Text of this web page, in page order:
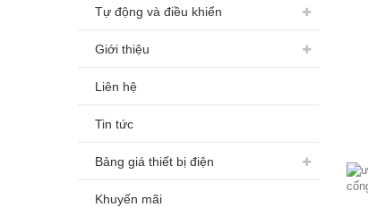
Tự động và điều khiển
Giới thiệu
Liên hệ
Tin tức
Bảng giá thiết bị điện
Khuyến mãi